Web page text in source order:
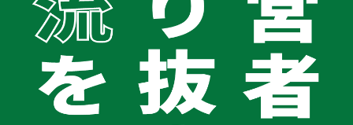
健康宣言2025
お問い合わせ
0120-062-194
受付時間 平日9:00〜18:00
すべて お知らせ